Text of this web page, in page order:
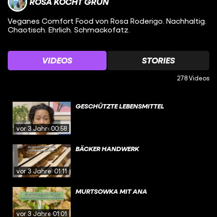
Veganes Comfort Food von Rosa Roderigo. Nachhaltig.
Chaotisch. Ehrlich. Schmackofatz.
VIDEOS STORIES
278 Videos
vor 3 Jahren00:58
GESCHÜTZTE LEBENSMITTEL
vor 3 Jahren01:11
BÄCKER HANDWERK
vor 3 Jahren01:01
MURTSOWKA MIT ANA